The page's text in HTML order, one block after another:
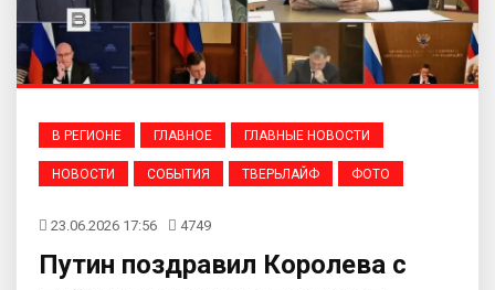
В РЕГИОНЕ ГЛАВНОЕ ГЛАВНЫЕ НОВОСТИ
НОВОСТИ СОБЫТИЯ ТВЕРЬЛАЙФ ФОТО
23.06.2026 17:56 4749
Путин поздравил Королева с